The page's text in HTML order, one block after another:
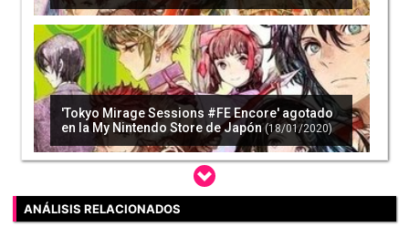
'Tokyo Mirage Sessions #FE Encore' agotado
en la My Nintendo Store de Japón (18/01/2020)
ANÁLISIS RELACIONADOS